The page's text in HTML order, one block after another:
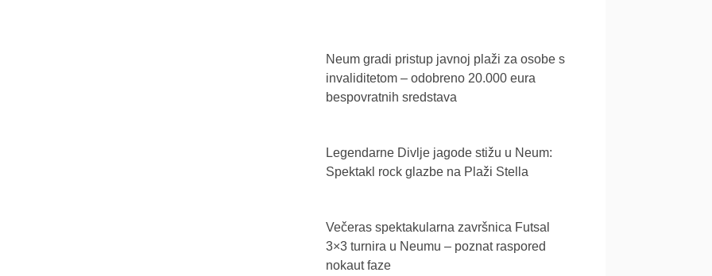
Neum gradi pristup javnoj plaži za osobe s
invaliditetom – odobreno 20.000 eura
bespovratnih sredstava
Legendarne Divlje jagode stižu u Neum:
Spektakl rock glazbe na Plaži Stella
Večeras spektakularna završnica Futsal
3×3 turnira u Neumu – poznat raspored
nokaut faze